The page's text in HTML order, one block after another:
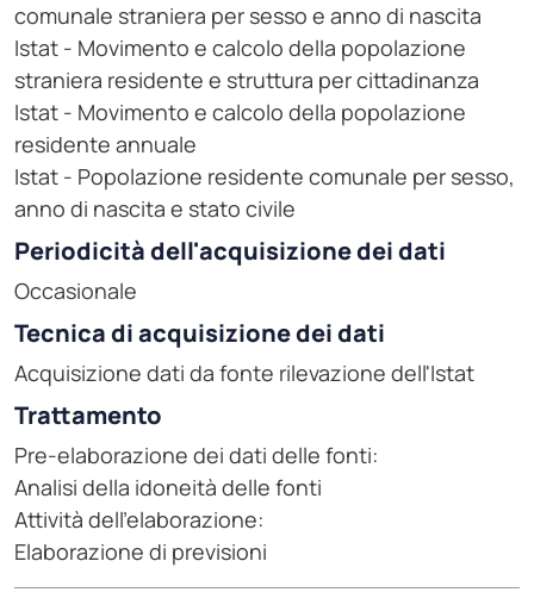
comunale straniera per sesso e anno di nascita
Istat - Movimento e calcolo della popolazione
straniera residente e struttura per cittadinanza
Istat - Movimento e calcolo della popolazione
residente annuale
Istat - Popolazione residente comunale per sesso,
anno di nascita e stato civile
Periodicità dell'acquisizione dei dati
Occasionale
Tecnica di acquisizione dei dati
Acquisizione dati da fonte rilevazione dell'Istat
Trattamento
Pre-elaborazione dei dati delle fonti:
Analisi della idoneità delle fonti
Attività dell'elaborazione:
Elaborazione di previsioni